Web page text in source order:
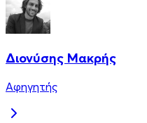
Διονύσης Μακρής
Αφηγητής